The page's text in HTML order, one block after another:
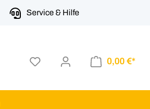
Service & Hilfe
0,00 €*